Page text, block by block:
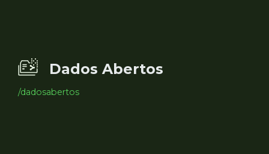
Dados Abertos
/dadosabertos